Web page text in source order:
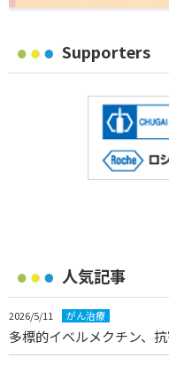
Supporters
人気記事
2026/5/11 がん治療
多標的イベルメクチン、